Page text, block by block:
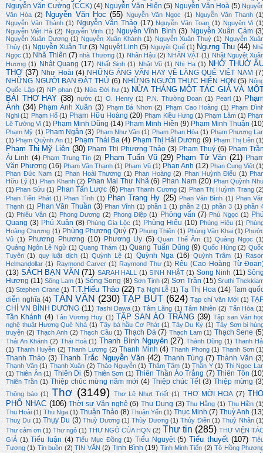
Nguyễn Văn Cường (CCK) (4) Nguyễn Văn Hiến (5) Nguyễn Văn Hoà (5)
Văn Hòa (2) Nguyễn Văn Học (55) Nguyễn Văn Ngọc (1) Nguyễn Văn Thanh
Nguyễn Văn Thành (1) Nguyễn Văn Thảo (17) Nguyễn Văn Toan (1) Nguyên Vi
Nguyễn Việt Hà (2) Nguyễn Vinh (1) Nguyễn Vĩnh Bình (3) Nguyễn Xuân Cảm
Nguyễn Xuân Dương (1) Nguyễn Xuân Khánh (1) Nguyễn Xuân Thuỷ (1) Nguyễn
Thủy (1) Nguyễn Xuân Tư (3) Nguyệt Linh (5) Nguyệt Quế (1) Ngưng Thu (44)
Ngọc (1) Nhã Thiên (7) nhà Thương (1) Nhân Hậu (2) NHÂN VẬT (1) Nhật Nguyệt
Hương (1) Nhật Quang (17) Nhất Sinh (1) Nhật Vũ (1) Nhi Hạ (1) NHỚ THUỞ
THƠ (37) Như Hoài (4) NHỮNG ÁNG VĂN HAY VỀ LÀNG QUÊ VIỆT NAM
NHỮNG NGƯỜI BẠN ĐÂT THỦ (6) NHỮNG NGƯỜI THỰC HIỆN HQN (5)
Quốc Lập (2) NP phan (1) Nửa Đời hư (1) NỬA THÁNG MỘT TÁC GIẢ VÀ
BÀI THƠ HAY (38) nước (1) O. Henry (1) P.N. Thường Đoan (1) Pearl (1)
Ánh (34) Phạm Anh Xuân (3) Phạm Bá Nhơn (2) Phạm Cao Hoàng (1) Phạm
Nghi (1) Phạm Hổ (1) Phạm Hữu Hoàng (20) Phạm Kiều Hưng (1) Phạm Lâm (1)
Lê Tường Vi (1) Phạm Minh Dũng (14) Phạm Minh Hiền (9) Phạm Minh Thuận
Phạm Mỹ (1) Phạm Ngân (3) Phạm Như Vân (1) Phạm Phan Hòa (1) Phạm Phương
(1) Phạm Quỳnh An (1) Phạm Thái Ba (4) Phạm Thị Hải Dương (9) Phạm Thị Liên
Phạm Thị Mỹ Liên (30) Phạm Thị Phương Thảo (3) Phạm Thuý (6) Phạm
Ái Linh (4) Phạm Trung Tín (2) Phạm Tuấn Vũ (29) Phạm Tử Văn (21)
Văn Phương (16) Phạm Văn Thạnh (1) Phạm Vũ (1) Phan Anh (12) Phan Cung Việt
Phan Đức Nam (1) Phan Hoài Thương (1) Phan Hoàng (2) Phan Huỳnh Điểu (1)
Hữu Lý (1) Phan Khanh (2) Phan Mai Thư Nhã (6) Phan Nam (20) Phan Quỳnh
(1) Phan Sửu (1) Phan Tấn Lược (6) Phan Thanh Cương (2) Phan Thị Huỳnh Trang
Phan Tiên Phát (1) Phan Tình (1) Phan Trang Hy (25) Phan Văn Bình (1) Phan
Thạnh (1) Phan Văn Thuần (3) Phan Vĩnh (1) phần 1 (1) phần 2 (1) phần 3 (1) phần
(1) Phiêu Vân (1) Phong Dương (2) Phong Điệp (1) Phỏng vấn (7) Phú Ngọc (1)
Quang (3) Phú Xuân (8) Phùng Gia Lộc (1) Phùng Hiếu (10) Phùng Hiệu (1)
Hoàng Chương (1) Phùng Phương Quý (7) Phụng Thiên (1) Phùng Văn Khai (1)
Vũ (1) Phương Phương (10) Phương Uy (5) Quan Thế Âm (1) Quảng Ngọc
Quảng Ngôn Lê Ngữ (1) Quang Thám (1) Quang Tuấn Dũng (9) Quốc Hùng (2)
Tuyên (1) quy luật dịch (1) Quỳnh Lệ (1) Quỳnh Nga (16) Quỳnh Trâm (1)
Helmandollar (1) Raymond Carver (1) Raymond Thư (1) Rêu (Cao Hoàng Từ
(13) SÁCH BẠN VĂN (71) SARAH HALL (1) SINH NHẬT (1) Song Ninh (11)
Hương (11) Sông Lam (1) Sông Song (8) Sơn Tịnh (2) Sơn Trần (15) Sruthi
(1) Stephen Crane (1) T.T.Hiếu Thảo (22) Tạ Nghi Lễ (1) Tạ Thị Hoa (14) Tam
diễn nghĩa (4) TẢN VĂN (230) TẠP BÚT (624) Tạp chí Văn Mới (1)
CHÍ VN BÌNH DƯƠNG (11) Tashi Dawa (1) Tâm Lãng (1) Tâm Nhiên (2) Tấn Hòa
Tần Khánh (4) Tân Vương Huy (1) TẬP SAN ÁO TRẮNG (39) Tập san Văn
nghệ thuật Hương Quê Nhà (1) Tây bá hầu Cơ Phát (1) Tây Du Ký (1) Tây Sơn bi
truyện (2) Thạch Anh (2) Thạch Cầu (1) Thạch Đà (7) Thạch Lam (1) Thạch Sene
Thái An Khánh (2) Thái Hoà (1) Thanh Bình Nguyên (27) Thành Dũng (1) Thanh
(1) Thanh Huyền (2) Thanh Lương (2) Thanh Minh (4) Thanh Phong (1) Thanh Sơn
Thanh Thảo (3) Thanh Trắc Nguyễn Văn (42) Thanh Tùng (7) Thành Văn
Thạnh Văn (1) Thanh Xuân (2) Thảo Nguyễn (1) Thâm Tâm (1) Thần Y (1) Thi Ngọc
(1) Thiên Ân (1) Thiên Di (5) Thiên Sơn (1) Thiên Thần Áo Trắng (7) Thiên Tôn
Thiên Trần (1) Thiệp chúc mừng năm mới (4) Thiệp chúc Tết (3) Thiệp mừng
Thông báo (1) Thơ (3149) Thơ Lê Nhựt Triết (1) THƠ MỜI HOẠ (7)
PHỔ NHẠC (106) Thời sự Văn nghệ (6) Thu Dung (3) Thu Hằng (1) Thu Hiền
Thu Hoài (1) Thu Nga (1) Thuận Thảo (8) Thuận Yến (1) Thục Minh (7) Thuỳ Anh
Thuỵ Du (1) Thụy Du (3) Thuỳ Dương (1) Thùy Dương (1) Thủy Điền (1) Thuỳ Nhân
Thư cảm ơn (1) Thư ngỏ (1) THƯ NGỎ CỦA HQN (2) Thư tin (285) THƯ VIỆN
GIẢ (1) Tiểu luận (4) Tiểu Mục Đồng (1) Tiểu Nguyệt (5) Tiểu thuyết (107)
Tương (1) Tin buồn (2) TIN VĂN (2) Tịnh Bình (19) Tịnh Minh Tiến (2) Tô Hồng